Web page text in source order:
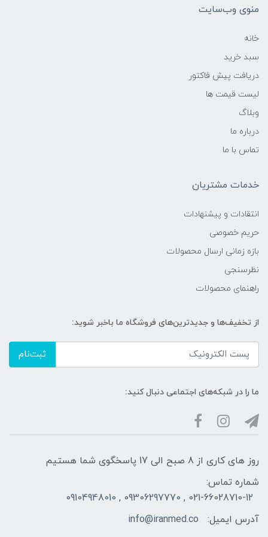
منوی وب‌سایت
خانه
سبد خرید
دریافت پیش فاکتور
لیست قیمت ها
وبلاگ
درباره ما
تماس با ما
خدمات مشتریان
انتقادات و پیشنهادات
حریم خصوصی
بازه زمانی ارسال محصولات
نظرسنجی
راهنمای محصولات
از تخفیف‌ها و جدیدترین‌های فروشگاه ما باخبر شوید:
ثبت‌نام
ما را در شبکه‌های اجتماعی دنبال کنید:
روز های کاری از 8 صبح الی 17 پاسخگوی شما هستیم
شماره تماس:
021-66028710-12 , 09306297770 , 09104948010
آدرس ایمیل:
info@iranmed.co